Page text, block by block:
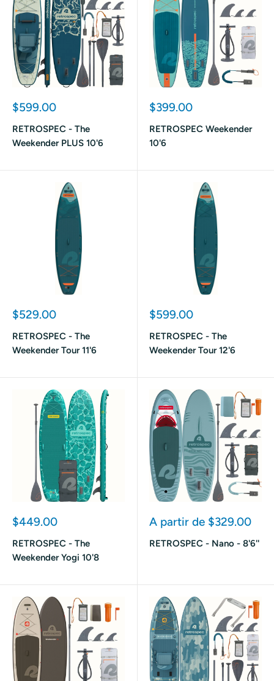
Prix
$599.00
RETROSPEC - The
Weekender PLUS 10'6
Prix
$399.00
RETROSPEC Weekender
10'6
Prix
$529.00
RETROSPEC - The
Weekender Tour 11'6
Prix
$599.00
RETROSPEC - The
Weekender Tour 12'6
Prix
$449.00
RETROSPEC - The
Weekender Yogi 10'8
Prix
réduit
A partir de $329.00
RETROSPEC - Nano - 8'6''